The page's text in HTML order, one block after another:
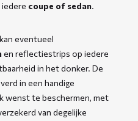
coupe of sedan.
eventueel
en reflectiestrips op iedere
in het donker. De
in een handige
wenst te beschermen, met
van degelijke